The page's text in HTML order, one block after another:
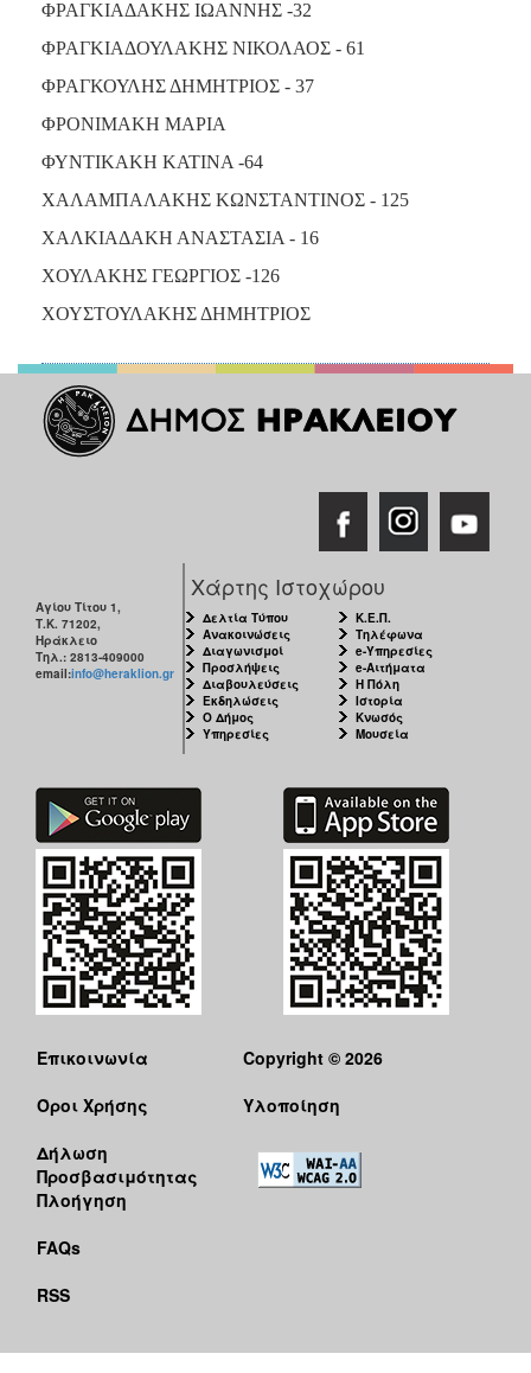
ΦΡΑΓΚΙΑΔΑΚΗΣ ΙΩΑΝΝΗΣ -32
ΦΡΑΓΚΙΑΔΟΥΛΑΚΗΣ ΝΙΚΟΛΑΟΣ - 61
ΦΡΑΓΚΟΥΛΗΣ ΔΗΜΗΤΡΙΟΣ - 37
ΦΡΟΝΙΜΑΚΗ ΜΑΡΙΑ
ΦΥΝΤΙΚΑΚΗ ΚΑΤΙΝΑ -64
ΧΑΛΑΜΠΑΛΑΚΗΣ ΚΩΝΣΤΑΝΤΙΝΟΣ - 125
ΧΑΛΚΙΑΔΑΚΗ ΑΝΑΣΤΑΣΙΑ - 16
ΧΟΥΛΑΚΗΣ ΓΕΩΡΓΙΟΣ -126
ΧΟΥΣΤΟΥΛΑΚΗΣ ΔΗΜΗΤΡΙΟΣ
Αγίου Τίτου 1,
Τ.Κ. 71202,
Ηράκλειο
Τηλ.: 2813-409000
email:info@heraklion.gr
Χάρτης Ιστοχώρου
Δελτία Τύπου
Ανακοινώσεις
Διαγωνισμοί
Προσλήψεις
Διαβουλεύσεις
Εκδηλώσεις
Ο Δήμος
Υπηρεσίες
Κ.Ε.Π.
Τηλέφωνα
e-Υπηρεσίες
e-Αιτήματα
Η Πόλη
Ιστορία
Κνωσός
Μουσεία
Επικοινωνία
Όροι Χρήσης
Δήλωση
Προσβασιμότητας
Πλοήγηση
FAQs
RSS
Copyright © 2026
Υλοποίηση